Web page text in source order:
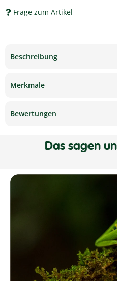
Frage zum Artikel
Beschreibung
Merkmale
Bewertungen
Das sagen